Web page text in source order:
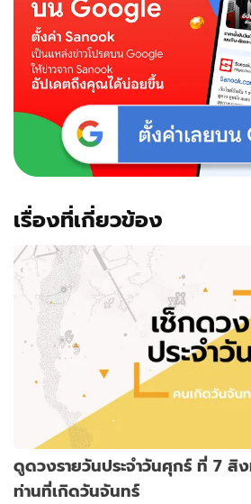
เรื่องที่เกี่ยวข้อง
ดูดวงรายวันประจำวันศุกร์ ที่ 7 สิ
ท่านที่เกิดวันจันทร์